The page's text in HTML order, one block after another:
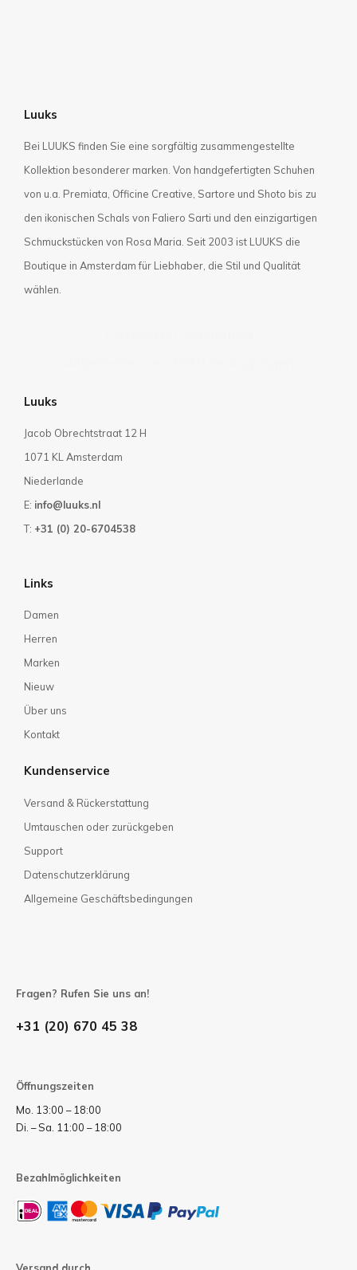
Luuks
Bei LUUKS finden Sie eine sorgfältig zusammengestellte
Kollektion besonderer marken. Von handgefertigten Schuhen
von u.a. Premiata, Officine Creative, Sartore und Shoto bis zu
den ikonischen Schals von Faliero Sarti und den einzigartigen
Schmuckstücken von Rosa Maria. Seit 2003 ist LUUKS die
Boutique in Amsterdam für Liebhaber, die Stil und Qualität
wählen.
Luuks
Jacob Obrechtstraat 12 H
1071 KL Amsterdam
Niederlande
E: info@luuks.nl
T: +31 (0) 20-6704538
Links
Damen
Herren
Marken
Nieuw
Über uns
Kontakt
Kundenservice
Versand & Rückerstattung
Umtauschen oder zurückgeben
Support
Datenschutzerklärung
Allgemeine Geschäftsbedingungen
Fragen? Rufen Sie uns an!
+31 (20) 670 45 38
Öffnungszeiten
Mo. 13:00 – 18:00
Di. – Sa. 11:00 – 18:00
Bezahlmöglichkeiten